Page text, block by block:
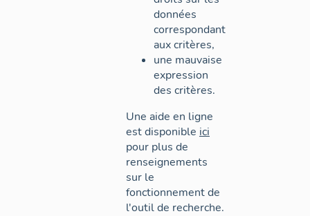
données
correspondant
aux critères,
une mauvaise
expression
des critères.
Une aide en ligne
est disponible ici
pour plus de
renseignements
sur le
fonctionnement de
l'outil de recherche.